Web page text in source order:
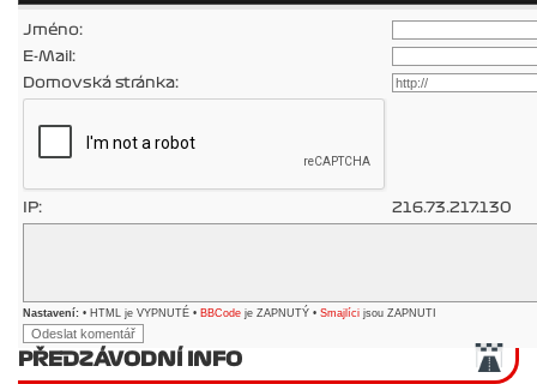
Jméno:
E-Mail:
Domovská stránka:
IP: 216.73.217.130
Nastavení: • HTML je VYPNUTÉ • BBCode je ZAPNUTÝ • Smajlíci jsou ZAPNUTI
PŘEDZÁVODNÍ INFO